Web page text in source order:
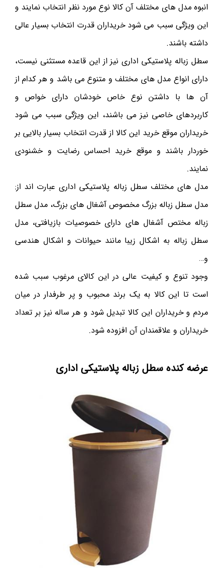
انبوه مدل های مختلف آن کالا نوع مورد نظر انتخاب نمایند و
این ویژگی سبب می شود خریداران قدرت انتخاب بسیار عالی
داشته باشند.
سطل زباله پلاستیکی اداری نیز از این قاعده مستثنی نیست،
دارای انواع مدل های مختلف و متنوع می باشد و هر کدام از
آن ها با داشتن نوع خاص خودشان دارای خواص و
کاربردهای خاصی نیز می باشند، این ویژگی سبب می شود
خریداران موقع خرید این کالا از قدرت انتخاب بسیار بالایی بر
خوردار باشند و موقع خرید احساس رضایت و خشنودی
نمایند.
مدل های مختلف سطل زباله پلاستیکی اداری عبارت اند از:
مدل سطل زباله بزرگ مخصوص آشغال های بزرگ، مدل سطل
زباله مختص آشغال های دارای خصوصیات بازیافتی، مدل
سطل زباله به اشکال زیبا مانند حیوانات و اشکال هندسی
و…
وجود تنوع و کیفیت عالی در این کالای مرغوب سبب شده
است تا این کالا به یک برند محبوب و پر طرفدار در میان
مردم و خریداران این کالا تبدیل شود و هر ساله نیز بر تعداد
خریداران و علاقمندان آن افزوده شود.
عرضه کنده سطل زباله پلاستیکی اداری